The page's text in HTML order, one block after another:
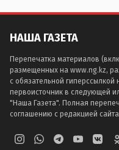
НАША ГАЗЕТА
Перепечатка материалов
размещенных на www.ng.kz,
с обязательной
первоисточник в следующей
"Наша Газета". Полная
соглашению с редакцией сайта